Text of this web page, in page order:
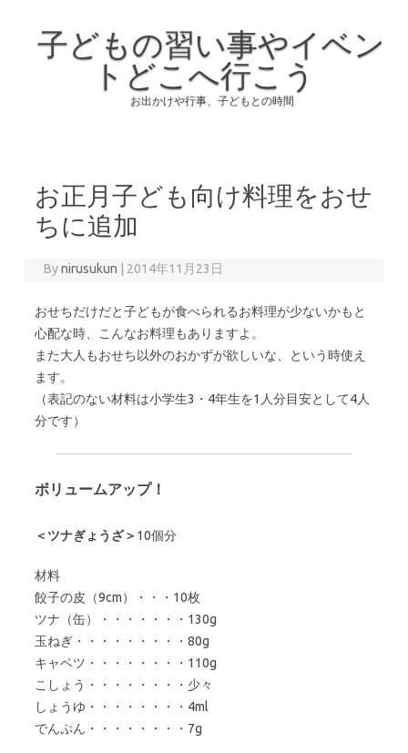
子どもの習い事やイベン
トどこへ行こう
お出かけや行事、子どもとの時間
お正月子ども向け料理をおせ
ちに追加
Bynirusukun 2014年11月23日
おせちだけだと子どもが食べられるお料理が少ないかもと
心配な時、こんなお料理もありますよ。
また大人もおせち以外のおかずが欲しいな、という時使え
ます。
（表記のない材料は小学生3・4年生を1人分目安として4人
分です）
ボリュームアップ！
＜ツナぎょうざ＞ 10個分
材料
餃子の皮（9cm）・・・10枚
ツナ（缶）・・・・・・・130g
玉ねぎ・・・・・・・・・80g
キャベツ・・・・・・・・110g
こしょう・・・・・・・・少々
しょうゆ・・・・・・・・4ml
でんぷん・・・・・・・・7g